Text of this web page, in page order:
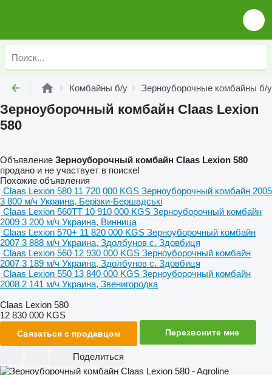
Комбайны б/у Зерноуборочные комбайны б/у
Зерноуборочный комбайн Claas Lexion
580
Объявление Зерноуборочный комбайн Claas Lexion 580
продано и не участвует в поиске!
Похожие объявления
Claas Lexion 580 11 720 000 KGS Зерноуборочный комбайн 2005
3 800 м/ч Украина, Берізки-Бершадські
Claas Lexion 560TT 10 910 000 KGS Зерноуборочный комбайн
2009 3 200 м/ч Украина, Винница
Claas Lexion 570+ 11 820 000 KGS Зерноуборочный комбайн
2007 3 888 м/ч Украина, Здолбунов с. Здовбиця
Claas Lexion 560 12 930 000 KGS Зерноуборочный комбайн
2007 3 189 м/ч Украина, Здолбунов с. Здовбиця
Claas Lexion 550 13 840 000 KGS Зерноуборочный комбайн
2008 2 141 м/ч Украина, Звенигородка
Claas Lexion 580
12 830 000 KGS
Связаться с продавцом Перезвоните мне
Поделиться